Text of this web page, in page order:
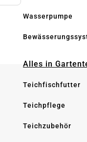
Wasserpumpe
Alles in
Teichfischfutter
Teichpflege
Teichzubehör